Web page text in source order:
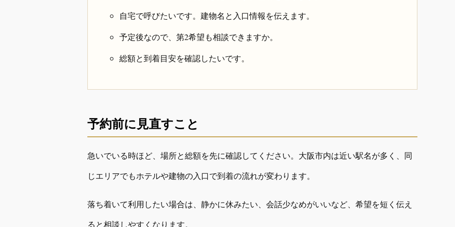
自宅で呼びたいです。建物名と入口情報を伝えます。
予定後なので、第2希望も相談できますか。
総額と到着目安を確認したいです。
予約前に見直すこと
急いでいる時ほど、場所と総額を先に確認してください。大阪市内は近い駅名が多く、同
じエリアでもホテルや建物の入口で到着の流れが変わります。
落ち着いて利用したい場合は、静かに休みたい、会話少なめがいいなど、希望を短く伝え
ると相談しやすくなります。